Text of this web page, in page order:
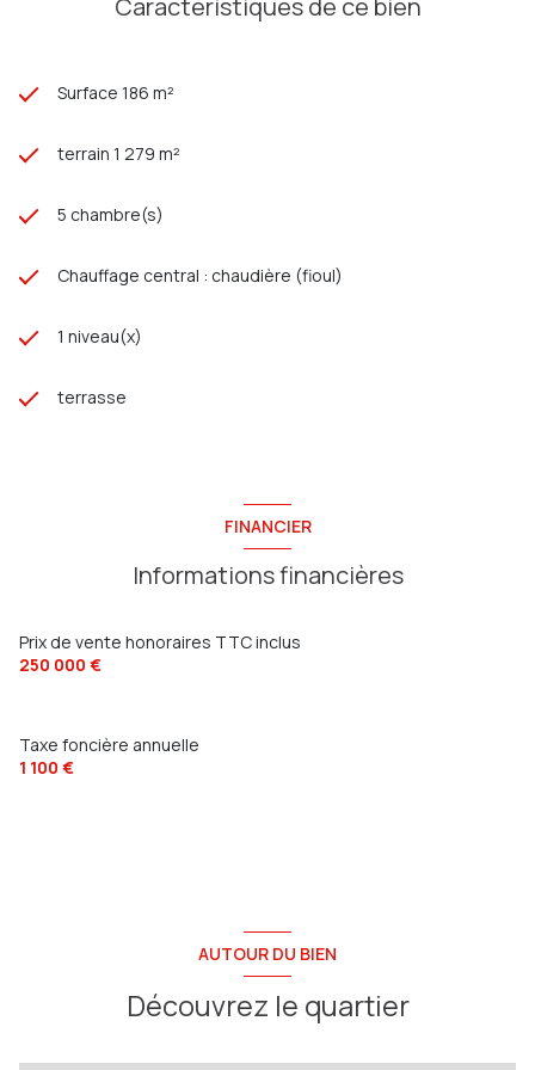
Surface 186 m²
terrain 1 279 m²
5 chambre(s)
Chauffage central : chaudière (fioul)
1 niveau(x)
terrasse
FINANCIER
Informations financières
Prix de vente honoraires TTC inclus
250 000 €
Taxe foncière annuelle
1 100 €
AUTOUR DU BIEN
Découvrez le quartier